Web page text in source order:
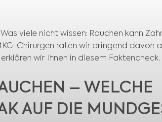
viele nicht wissen: Rauchen kann
Chirurgen raten wir dringend davon
wir Ihnen in diesem Faktencheck.
– WELCHE
AUF DIE